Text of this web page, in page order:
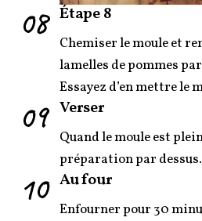
08 Étape 8
Chemiser le moule et
lamelles de pommes
Essayez d’en mettre le
09 Verser
Quand le moule est
préparation par dessus.
10 Au four
Enfourner pour 30